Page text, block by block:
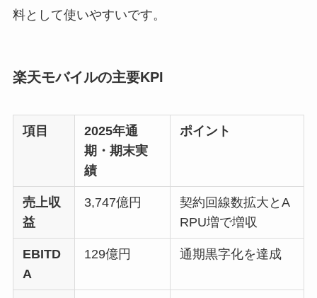
料として使いやすいです。
楽天モバイルの主要KPI
項目
2025年通
期・期末実
績
ポイント
売上収
益
3,747億円
契約回線数拡大とA
RPU増で増収
EBITD
A
129億円 通期黒字化を達成